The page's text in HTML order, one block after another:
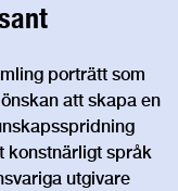
porträtt som
att skapa en
konstnärligt språk
utgivare